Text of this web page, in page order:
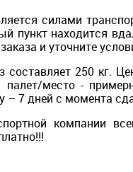
силами
пункт находится
и уточните
составляет 250 кг.
палет/место -
– 7 дней с момента
компании